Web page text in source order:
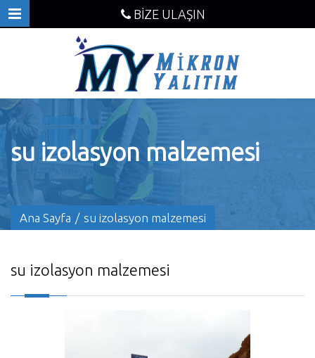
BİZE ULAŞIN
su izolasyon malzemesi
Ana Sayfa / su izolasyon malzemesi
su izolasyon malzemesi